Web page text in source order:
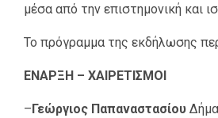
μέσα από την επιστημονική και
Το πρόγραμμα της εκδήλωσης
ΕΝΑΡΞΗ – ΧΑΙΡΕΤΙΣΜΟΙ
–Γεώργιος Παπαναστασίου